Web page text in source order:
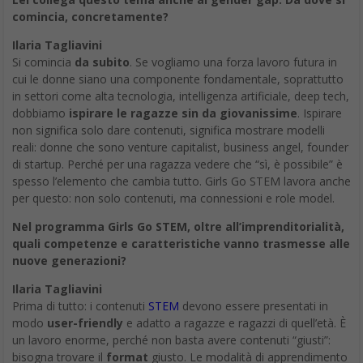
comincia, concretamente?
Ilaria Tagliavini
Si comincia da subito. Se vogliamo una forza lavoro futura in
cui le donne siano una componente fondamentale, soprattutto
in settori come alta tecnologia, intelligenza artificiale, deep tech,
dobbiamo ispirare le ragazze sin da giovanissime. Ispirare
non significa solo dare contenuti, significa mostrare modelli
reali: donne che sono venture capitalist, business angel, founder
di startup. Perché per una ragazza vedere che “sì, è possibile” è
spesso l’elemento che cambia tutto. Girls Go STEM lavora anche
per questo: non solo contenuti, ma connessioni e role model.
Nel programma Girls Go STEM, oltre all’imprenditorialità,
quali competenze e caratteristiche vanno trasmesse alle
nuove generazioni?
Ilaria Tagliavini
Prima di tutto: i contenuti STEM devono essere presentati in
modo user-friendly e adatto a ragazze e ragazzi di quell’età. È
un lavoro enorme, perché non basta avere contenuti “giusti”:
bisogna trovare il format giusto. Le modalità di apprendimento